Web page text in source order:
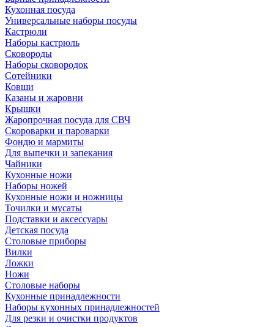
Кухонная посуда
Универсальные наборы посуды
Кастрюли
Наборы кастрюль
Сковороды
Наборы сковородок
Сотейники
Ковши
Казаны и жаровни
Крышки
Жаропрочная посуда для СВЧ
Скороварки и пароварки
Фондю и мармиты
Для выпечки и запекания
Чайники
Кухонные ножи
Наборы ножей
Кухонные ножи и ножницы
Точилки и мусаты
Подставки и аксессуары
Детская посуда
Столовые приборы
Вилки
Ложки
Ножи
Столовые наборы
Кухонные принадлежности
Наборы кухонных принадлежностей
Для резки и очистки продуктов